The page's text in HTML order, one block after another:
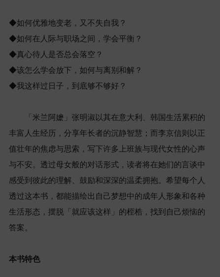
◆如何优雅地变老，又不失自我？
◆如何在人际与职场之间，学会平衡？
◆真心待人是否总会落空？
◆该怎么学会放下，如何与离别和解？
◆我这样过日子，到底够不够好？
「米兰阿嬷」张明淑以其在意大利、韩国生活累积的
丰富人生经历，分享年长者的沉静智慧；而李京信则以正
值壮年的焦虑与思索，写下许多上班族与现代女性的心声
与不安。透过母女般的对话形式，读者将在她们的言谈中
感受到彼此的理解、鼓励和深深的温柔拥抱。希望每个人
透过这本书，都能描绘出自己梦想中的成年人形象和各种
生活形态，摆脱「就应该这样」的桎梏，找到自己烦恼的
答案。
本书特色